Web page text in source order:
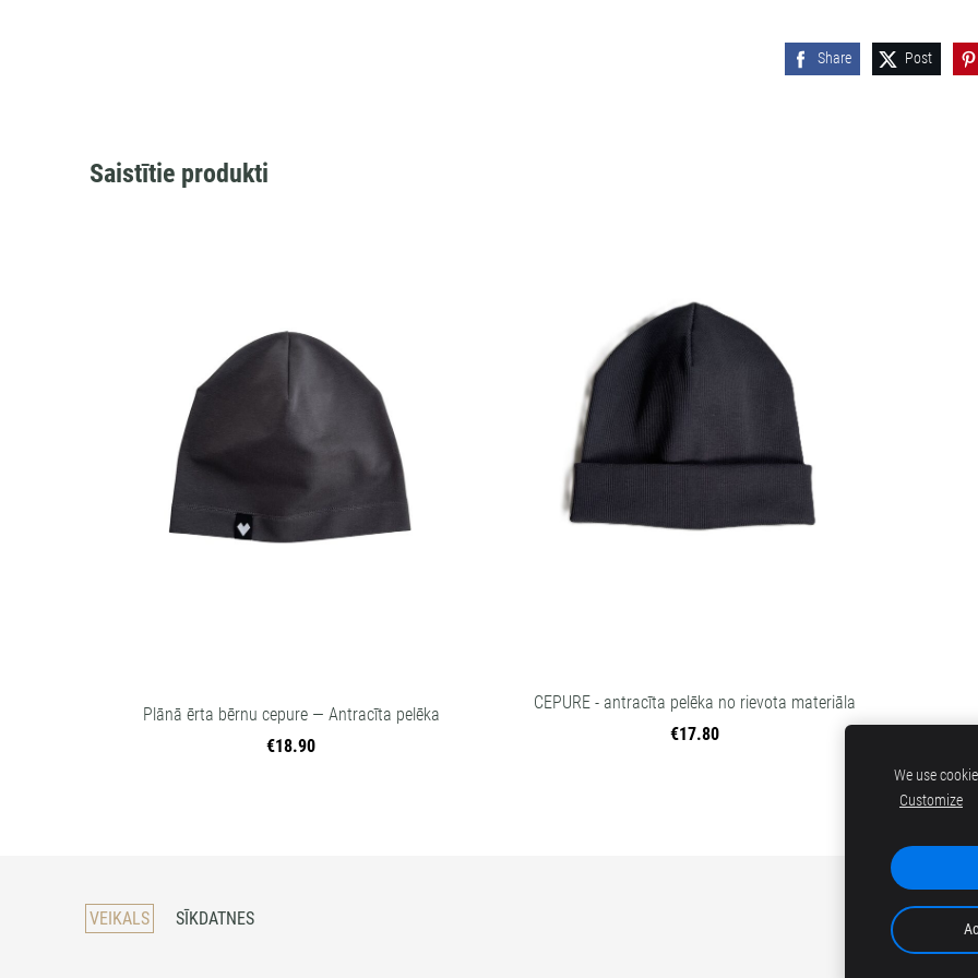
Share Post
Saistītie produkti
Plānā ērta bērnu cepure — Antracīta pelēka
€18.90
CEPURE - antracīta pelēka no rievota materiāla
€17.80
VEIKALS SĪKDATNES
We use
Customize